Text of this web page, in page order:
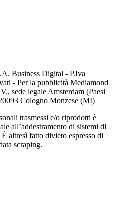
Business Digital - P.Iva
- Per la pubblicità Mediamond
sede legale Amsterdam (Paesi
Cologno Monzese (MI)
trasmessi e/o riprodotti è
all’addestramento di sistemi di
altresì fatto divieto espresso di
scraping.